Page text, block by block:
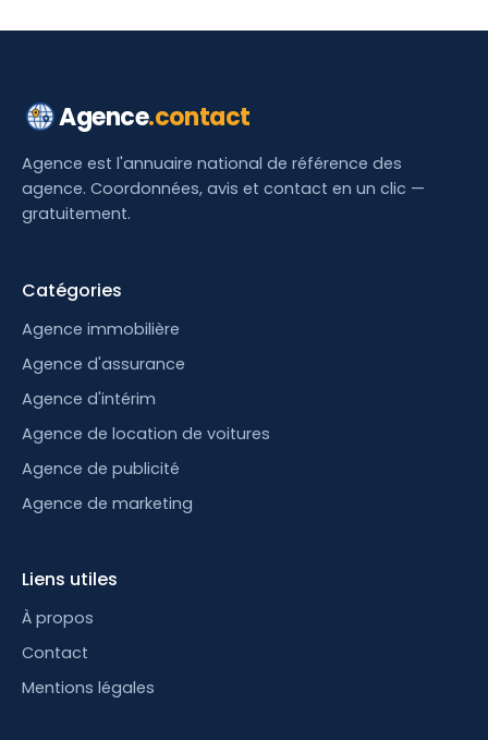
Agence.contact
Agence est l'annuaire national de référence des
agence. Coordonnées, avis et contact en un clic —
gratuitement.
Catégories
Agence immobilière
Agence d'assurance
Agence d'intérim
Agence de location de voitures
Agence de publicité
Agence de marketing
Liens utiles
À propos
Contact
Mentions légales